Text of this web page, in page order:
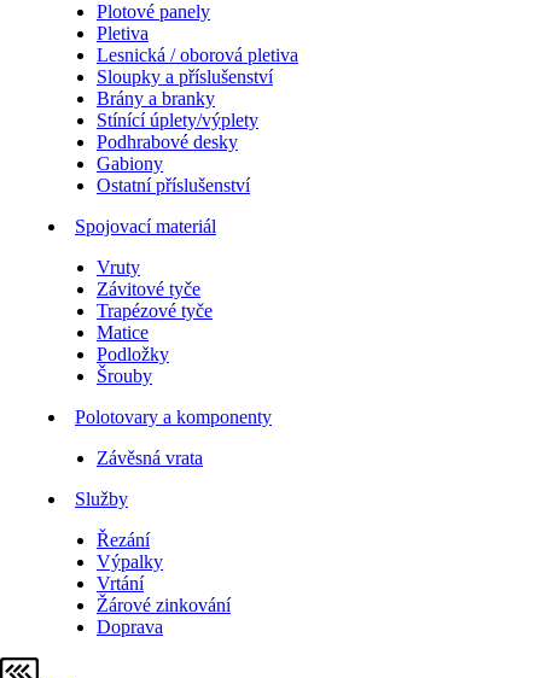
Plotové panely
Pletiva
Lesnická / oborová pletiva
Sloupky a příslušenství
Brány a branky
Stínící úplety/výplety
Podhrabové desky
Gabiony
Ostatní příslušenství
Spojovací materiál
Vruty
Závitové tyče
Trapézové tyče
Matice
Podložky
Šrouby
Polotovary a komponenty
Závěsná vrata
Služby
Řezání
Výpalky
Vrtání
Žárové zinkování
Doprava